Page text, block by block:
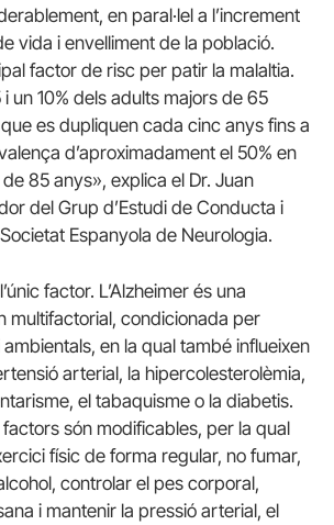
en paral·lel a l’increment
vida i envelliment de la població.
factor de risc per patir la malaltia.
un 10% dels adults majors de 65
es dupliquen cada cinc anys fins a
d’aproximadament el 50% en
85 anys», explica el Dr. Juan
del Grup d’Estudi de Conducta i
Espanyola de Neurologia.
factor. L’Alzheimer és una
multifactorial, condicionada per
en la qual també influeixen
arterial, la hipercolesterolèmia,
el tabaquisme o la diabetis.
factors són modificables, per la qual
físic de forma regular, no fumar,
controlar el pes corporal,
i mantenir la pressió arterial, el